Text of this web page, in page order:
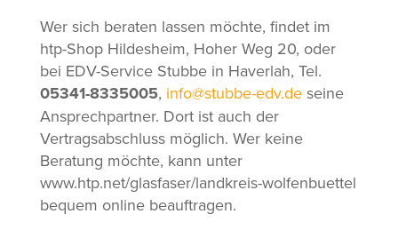
Wer sich beraten lassen möchte, findet im
htp-Shop Hildesheim, Hoher Weg 20, oder
bei EDV-Service Stubbe in Haverlah, Tel.
05341-8335005, info@stubbe-edv.deseine
Ansprechpartner. Dort ist auch der
Vertragsabschluss möglich. Wer keine
Beratung möchte, kann unter
www.htp.net/glasfaser/landkreis-wolfenbuettel
bequem online beauftragen.